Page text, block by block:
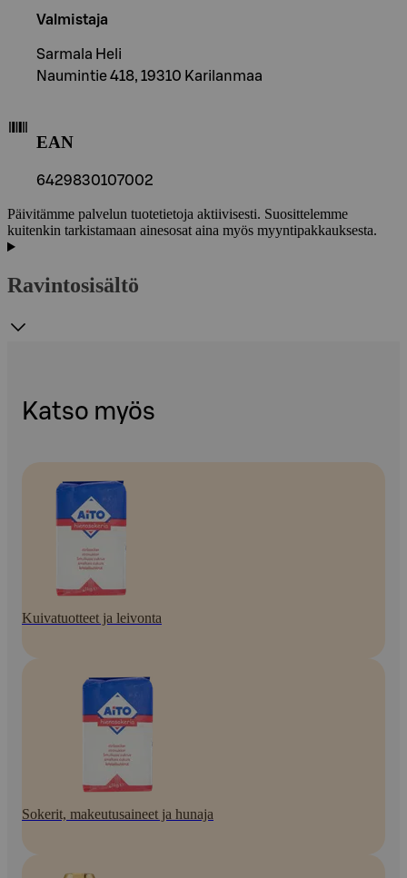
Valmistaja
Sarmala Heli
Naumintie 418, 19310 Karilanmaa
EAN
6429830107002
Päivitämme palvelun tuotetietoja aktiivisesti. Suosittelemme
kuitenkin tarkistamaan ainesosat aina myös myyntipakkauksesta.
Ravintosisältö
Katso myös
Kuivatuotteet ja leivonta
Sokerit, makeutusaineet ja hunaja